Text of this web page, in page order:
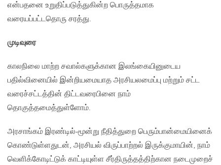
என்பதனை உறுதிப்படுத்துகின்ற பொருத்தமாக
வரையப்பட்டதொரு சரத்து.
முடிவுரை
காலநிலை மாற்ற சவால்களுக்கான இலங்கையினுடைய
பதில்வினையில் இன்றியமையாத அரசியலமைப்பு மற்றும் சட்ட
வரைச்சட்டத்தின் திட்டவரைபினை நாம்
தொகுத்தமைத்துள்ளோம்.
அரசாங்கம் இரண்டில்-மூன்று நீதித்துறை பெரும்பான்மையினைக்
கொண்டுள்ளதுடன், அரசியல் விருப்பாற்றல் இருக்குமாயின், நாம்
வெளிக்கோடிட்டுக் காட்டியுள்ள சீர்திருத்தத்திற்கான நடைமுறைச்